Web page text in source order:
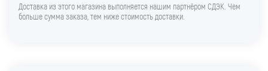
Доставка из этого магазина выполняется нашим партнёром СДЭК. Чем
больше сумма заказа, тем ниже стоимость доставки.